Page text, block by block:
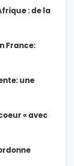
: de la
France:
une
« avec